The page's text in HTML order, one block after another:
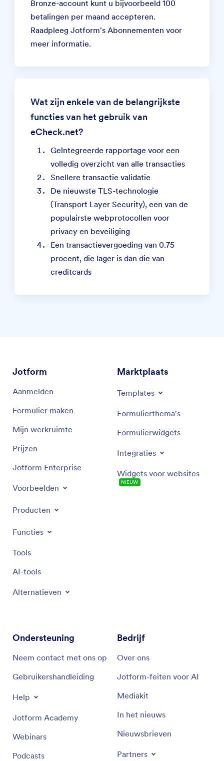
Bronze-account kunt u bijvoorbeeld 100
betalingen per maand accepteren.
RaadpleegJotform's Abonnementen voor
meer informatie.
Wat zijn enkele van de belangrijkste
functies van het gebruik van
eCheck.net?
Geïntegreerde rapportage voor een
volledig overzicht van alle transacties
Snellere transactie validatie
De nieuwste TLS-technologie
(Transport Layer Security), een van de
populairste webprotocollen voor
privacy en beveiliging
Een transactievergoeding van 0.75
procent, die lager is dan die van
creditcards
Jotform
Aanmelden
Formulier maken
Mijn werkruimte
Prijzen
Jotform Enterprise
Voorbeelden
Producten
Functies
Tools
AI-tools
Alternatieven
Marktplaats
Templates
Formulierthema's
Formulierwidgets
Integraties
Widgets voor websites
NIEUW
Ondersteuning
Neem contact met ons op
Gebruikershandleiding
Help
Jotform Academy
Webinars
Podcasts
Bedrijf
Over ons
Jotform-feiten voor AI
Mediakit
In het nieuws
Nieuwsbrieven
Partners